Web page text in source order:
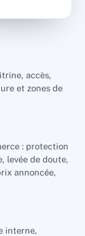
accès,
et zones de
: protection
levée de doute,
annoncée,
interne,